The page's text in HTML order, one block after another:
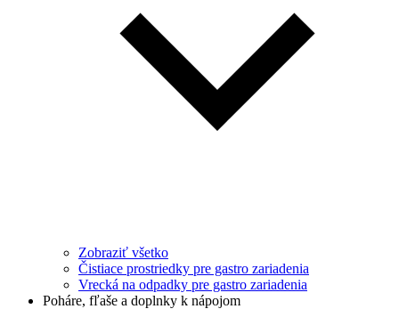
Zobraziť všetko
Čistiace prostriedky pre gastro zariadenia
Vrecká na odpadky pre gastro zariadenia
Poháre, fľaše a doplnky k nápojom